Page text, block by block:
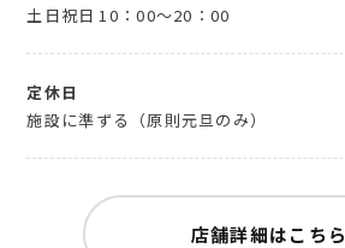
土日祝日 10：00～20：00
定休日
施設に準ずる（原則元旦のみ）
店舗詳細はこちら